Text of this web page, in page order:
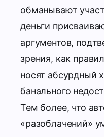
обманывают
деньги
аргументов,
зрения, как
носят абсурдный
банального
Тем более, что
«разоблачений»